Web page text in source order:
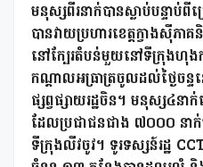
មនុស្សពីរនាក់បានស្លាប់បន្ទាប់
បានវាយប្រហារខេត្តក្វាងស៊ីភ
នៅក្បែរតំបន់មួយនៅទីក្រុងហុងកុ
កណ្តាលអធ្រាត្រចូលដល់ថ្ងៃចន្ទ
ផ្សព្វផ្សាយរដ្ឋចិន។ មនុស្ស៤ន
ដែលប្រជាជនជាង ៧០០០ នាក់
ទីក្រុងលីវចូវ។ ទូរទស្សន៍រដ្ឋ